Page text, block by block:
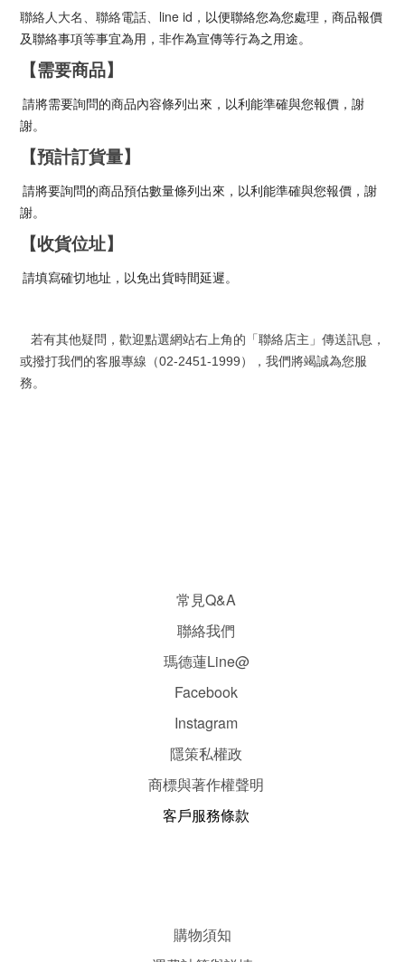
聯絡人大名、聯絡電話、line id， 以便聯絡您為您處理， 商品報價
及聯絡事項等事宜為用，非作為宣傳等行為之用途。
【需要商品】
請將需要詢問的商品內容條列出來，以利能準確與您報價，謝
謝。
【預計訂貨量】
請將要詢問的商品預估數量條列出來，以利能準確與您報價，謝
謝。
【收貨位址】
請填寫確切地址，以免出貨時間延遲。
若有其他疑問，歡迎點選網站右上角的「聯絡店主」傳送訊息，
或撥打我們的客服專線（02-2451-1999），我們將竭誠為您服
務。
常見Q&A
聯絡我們
瑪德蓮Line@
Facebook
Instagram
隱策私權政
商標與著作權聲明
客戶服務條款
購物須知